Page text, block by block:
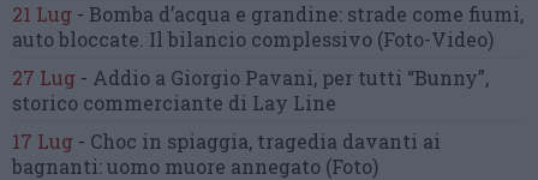
21 Lug - Bomba d’acqua e grandine: strade come fiumi,
auto bloccate. Il bilancio complessivo (Foto-Video)
27 Lug - Addio a Giorgio Pavani, per tutti “Bunny”,
storico commerciante di Lay Line
17 Lug - Choc in spiaggia, tragedia davanti ai
bagnanti:uomo muore annegato (Foto)